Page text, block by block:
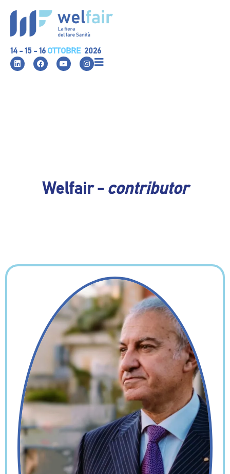
14 - 15 - 16 OTTOBRE 2026
Welfair -contributor